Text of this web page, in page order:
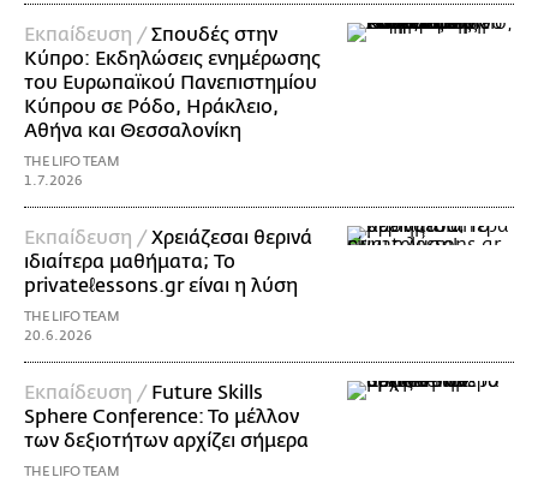
Εκπαίδευση /Σπουδές στην
Κύπρο: Εκδηλώσεις ενημέρωσης
του Ευρωπαϊκού Πανεπιστημίου
Κύπρου σε Ρόδο, Ηράκλειο,
Αθήνα και Θεσσαλονίκη
THE LIFO TEAM
1.7.2026
Εκπαίδευση / Χρειάζεσαι θερινά
ιδιαίτερα μαθήματα; Το
privateℓessons.gr είναι η λύση
THE LIFO TEAM
20.6.2026
Εκπαίδευση / Future Skills
Sphere Conference: To μέλλον
των δεξιοτήτων αρχίζει σήμερα
THE LIFO TEAM